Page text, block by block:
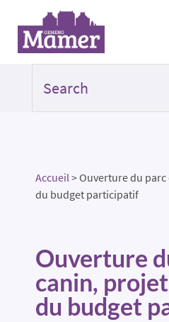
Accueil>Ouverture du
du budget participatif
Ouverture
canin,
du budget